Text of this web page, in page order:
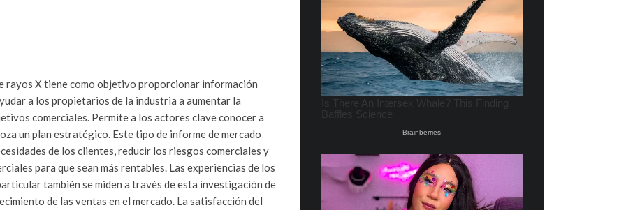
rayos X tiene como objetivo proporcionar información
a los propietarios de la industria a aumentar la
comerciales. Permite a los actores clave conocer a
un plan estratégico. Este tipo de informe de mercado
de los clientes, reducir los riesgos comerciales y
para que sean más rentables. Las experiencias de los
también se miden a través de esta investigación de
de las ventas en el mercado. La satisfacción del